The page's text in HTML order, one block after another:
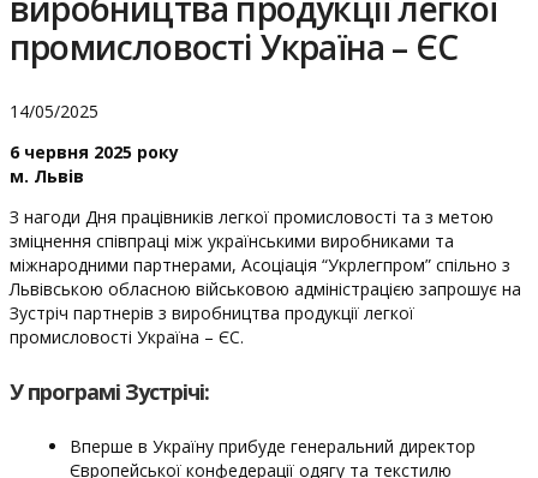
промисловості Україна – ЄС
14/05/2025
6 червня 2025 року
м. Львів
З нагоди Дня працівників легкої промисловості та з метою
зміцнення співпраці між українськими виробниками та
міжнародними партнерами, Асоціація “Укрлегпром” спільно з
Львівською обласною військовою адміністрацією запрошує на
Зустріч партнерів з виробництва продукції легкої
промисловості Україна – ЄС.
У програмі Зустрічі:
Вперше в Україну прибуде генеральний директор
Європейської конфедерації одягу та текстилю